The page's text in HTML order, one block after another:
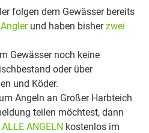
folgen dem Gewässer bereits
und haben bisherzwei
Gewässer noch keine
oder über
und Köder.
Angeln an Großer Harbteich
teilen möchtest, dann
ALLE ANGELN kostenlos im